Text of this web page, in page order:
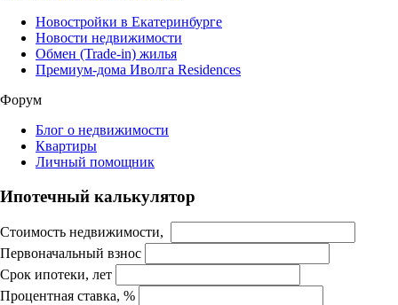
Новостройки в Екатеринбурге
Новости недвижимости
Обмен (Trade-in) жилья
Премиум-дома Иволга Residences
Форум
Блог о недвижимости
Квартиры
Личный помощник
Ипотечный калькулятор
Стоимость недвижимости,
Первоначальный взнос
Срок ипотеки, лет
Процентная ставка, %